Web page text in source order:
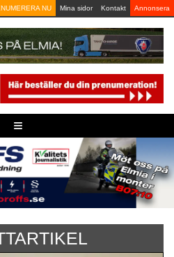
NU Mina sidor Kontakt Annonsera
≡